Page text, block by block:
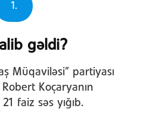
1.
gəldi?
Müqaviləsi” partiyası
Koçaryanın
faiz səs yığıb.